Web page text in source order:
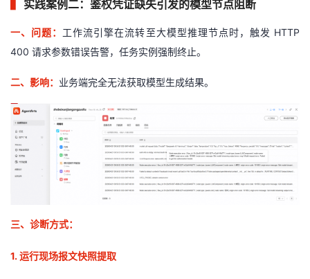
实践案例二：鉴权凭证缺失引发的模型节点阻断
一、 问题： 工作流引擎在流转至大模型推理节点时，触发 HTTP
400 请求参数错误告警，任务实例强制终止。
二、 影响： 业务端完全无法获取模型生成结果。
三、诊断方式：
1. 运行现场报文快照提取